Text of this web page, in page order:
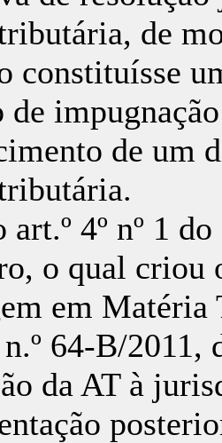
de
constituísse
de
de um
art.º 4º nº 1
o qual criou
em Matéria
64-B/2011,
da AT à